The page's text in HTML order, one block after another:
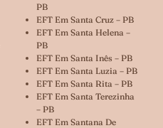
PB
EFT Em Santa Cruz – PB
EFT Em Santa Helena –
PB
EFT Em Santa Inês – PB
EFT Em Santa Luzia – PB
EFT Em Santa Rita – PB
EFT Em Santa Terezinha
– PB
EFT Em Santana De